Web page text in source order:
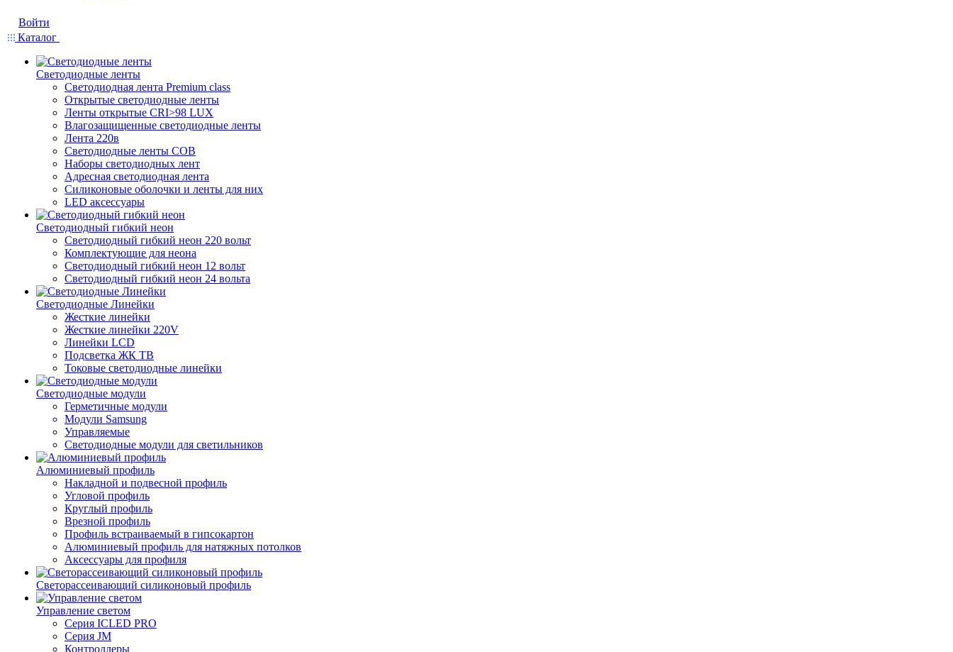
Войти
Каталог
Светодиодные ленты
Светодиодная лента Premium class
Открытые светодиодные ленты
Ленты открытые CRI>98 LUX
Влагозащищенные светодиодные ленты
Лента 220в
Светодиодные ленты COB
Наборы светодиодных лент
Адресная светодиодная лента
Силиконовые оболочки и ленты для них
LED аксессуары
Светодиодный гибкий неон
Светодиодный гибкий неон 220 вольт
Комплектующие для неона
Светодиодный гибкий неон 12 вольт
Светодиодный гибкий неон 24 вольта
Светодиодные Линейки
Жесткие линейки
Жесткие линейки 220V
Линейки LCD
Подсветка ЖК ТВ
Токовые светодиодные линейки
Светодиодные модули
Герметичные модули
Модули Samsung
Управляемые
Светодиодные модули для светильников
Алюминиевый профиль
Накладной и подвесной профиль
Угловой профиль
Круглый профиль
Врезной профиль
Профиль встраиваемый в гипсокартон
Алюминиевый профиль для натяжных потолков
Аксессуары для профиля
Светорассеивающий силиконовый профиль
Управление светом
Серия ICLED PRO
Серия JM
Контроллеры